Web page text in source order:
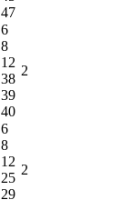
47
6
8
12
38
39
40
2
6
8
12
25
29
2